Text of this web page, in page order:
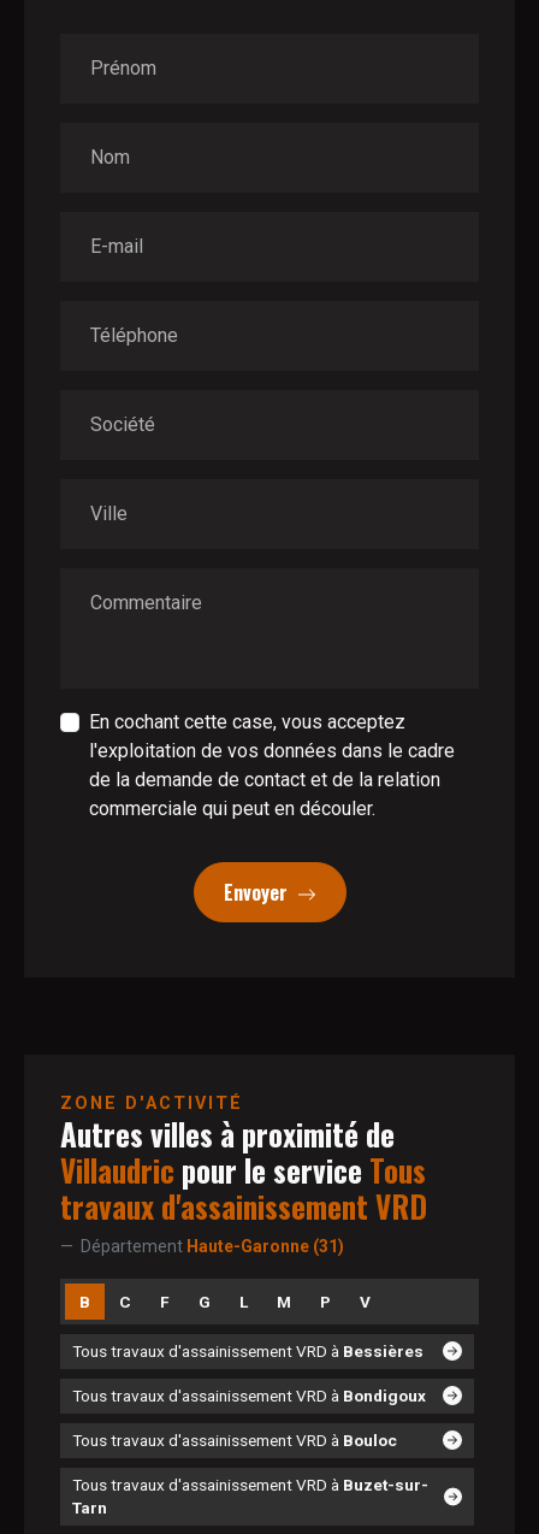
Prénom
Nom
E-mail
Téléphone
Société
Ville
Commentaire
En cochant cette case, vous acceptez
l'exploitation de vos données dans le cadre
de la demande de contact et de la relation
commerciale qui peut en découler.
Envoyer
ZONE D'ACTIVITÉ
Autres villes à proximité de
Villaudric pour le service Tous
travaux d'assainissement VRD
Département Haute-Garonne (31)
B C F G L M P V
Tous travaux d'assainissement VRD à Bessières
Tous travaux d'assainissement VRD à Bondigoux
Tous travaux d'assainissement VRD à Bouloc
Tous travaux d'assainissement VRD à Buzet-sur-
Tarn